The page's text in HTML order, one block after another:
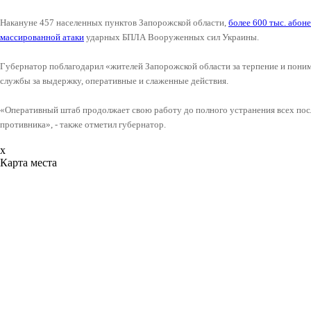
Накануне 457 населенных пунктов Запорожской области, более 600 тыс.
массированной атаки ударных БПЛА Вооруженных сил Украины.
Губернатор поблагодарил «жителей Запорожской области за терпение и
службы за выдержку, оперативные и слаженные действия.
«Оперативный штаб продолжает свою работу до полного устранения всех
противника», - также отметил губернатор.
x
Карта места